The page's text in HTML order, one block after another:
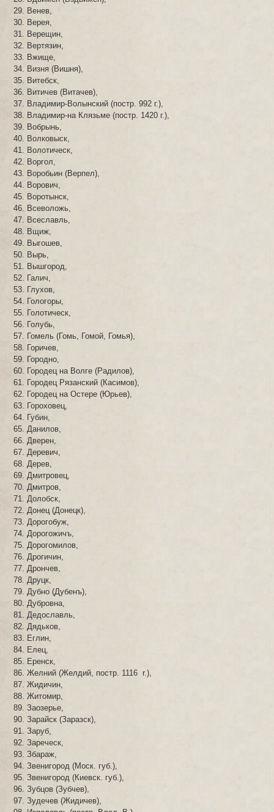
Венев,
Верея,
Верещин,
Вертязин,
Вжище,
Визня (Вишня),
Витебск,
Витичев (Витачев),
Владимир-Волынский (постр. 992 г.),
Владимир-на Клязьме (постр. 1420 г.),
Вобрынь,
Волковыск,
Волотическ,
Воргол,
Воробьин (Верпел),
Ворович,
Воротынск,
Всеволожь,
Всеславль,
Вщиж,
Выгошев,
Вырь,
Вышгород,
Галич,
Глухов,
Гологоры,
Голотическ,
Голубь,
Гомель (Гомь, Гомой, Гомья),
Горичев,
Городно,
Городец на Волге (Радилов),
Городец Рязанский (Касимов),
Городец на Остере (Юрьев),
Гороховец,
Губин,
Данилов,
Дверен,
Деревич,
Дерев,
Дмитровец,
Дмитров,
Долобск,
Донец (Донецк),
Дорогобуж,
Дорогожичъ,
Дорогомилов,
Дрогичин,
Дрончев,
Друцк,
Дубно (Дубенъ),
Дубровна,
Дедославль,
Дядьков,
Еглин,
Елец,
Еренск,
Желний (Желдий, постр. 1116 r.),
Жидичин,
Житомир,
Заозерье,
Зарайск (Заразск),
Заруб,
Зареческ,
Збараж,
Звенигород (Моск. губ.),
Звенигород (Киевск. губ.),
Зубцов (Зубчев),
Зудечев (Жидичев),